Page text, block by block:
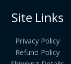
Site Links
Privacy Policy
Refund Policy